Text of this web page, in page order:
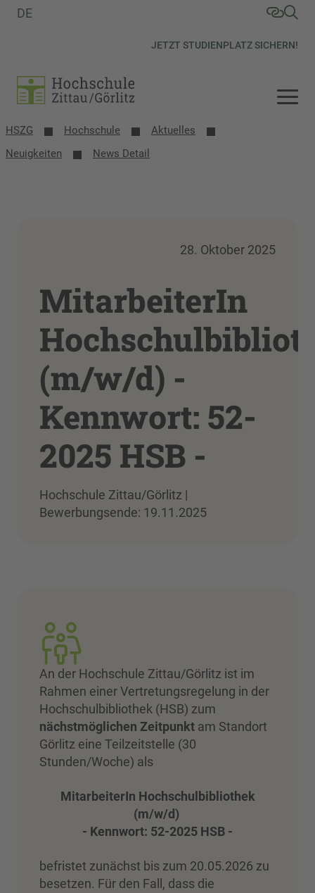
JETZT STUDIENPLATZ SICHERN!
DE
HSZG Hochschule
Aktuelles
Neuigkeiten
News Detail
28. Oktober 2025
MitarbeiterIn
(m/w/d) -
Kennwort: 52-
2025 HSB -
Hochschule Zittau/Görlitz |
Bewerbungsende: 19.11.2025
An der Hochschule Zittau/Görlitz ist im
Rahmen einer Vertretungsregelung in der
Hochschulbibliothek (HSB) zum
nächstmöglichen Zeitpunkt am Standort
Görlitz eine Teilzeitstelle (30
Stunden/Woche) als
MitarbeiterIn Hochschulbibliothek
(m/w/d)
- Kennwort: 52-2025 HSB -
befristet zunächst bis zum 20.05.2026 zu
besetzen. Für den Fall, dass die